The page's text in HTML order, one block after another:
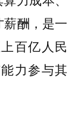
酬，是一
百亿人民
力参与其